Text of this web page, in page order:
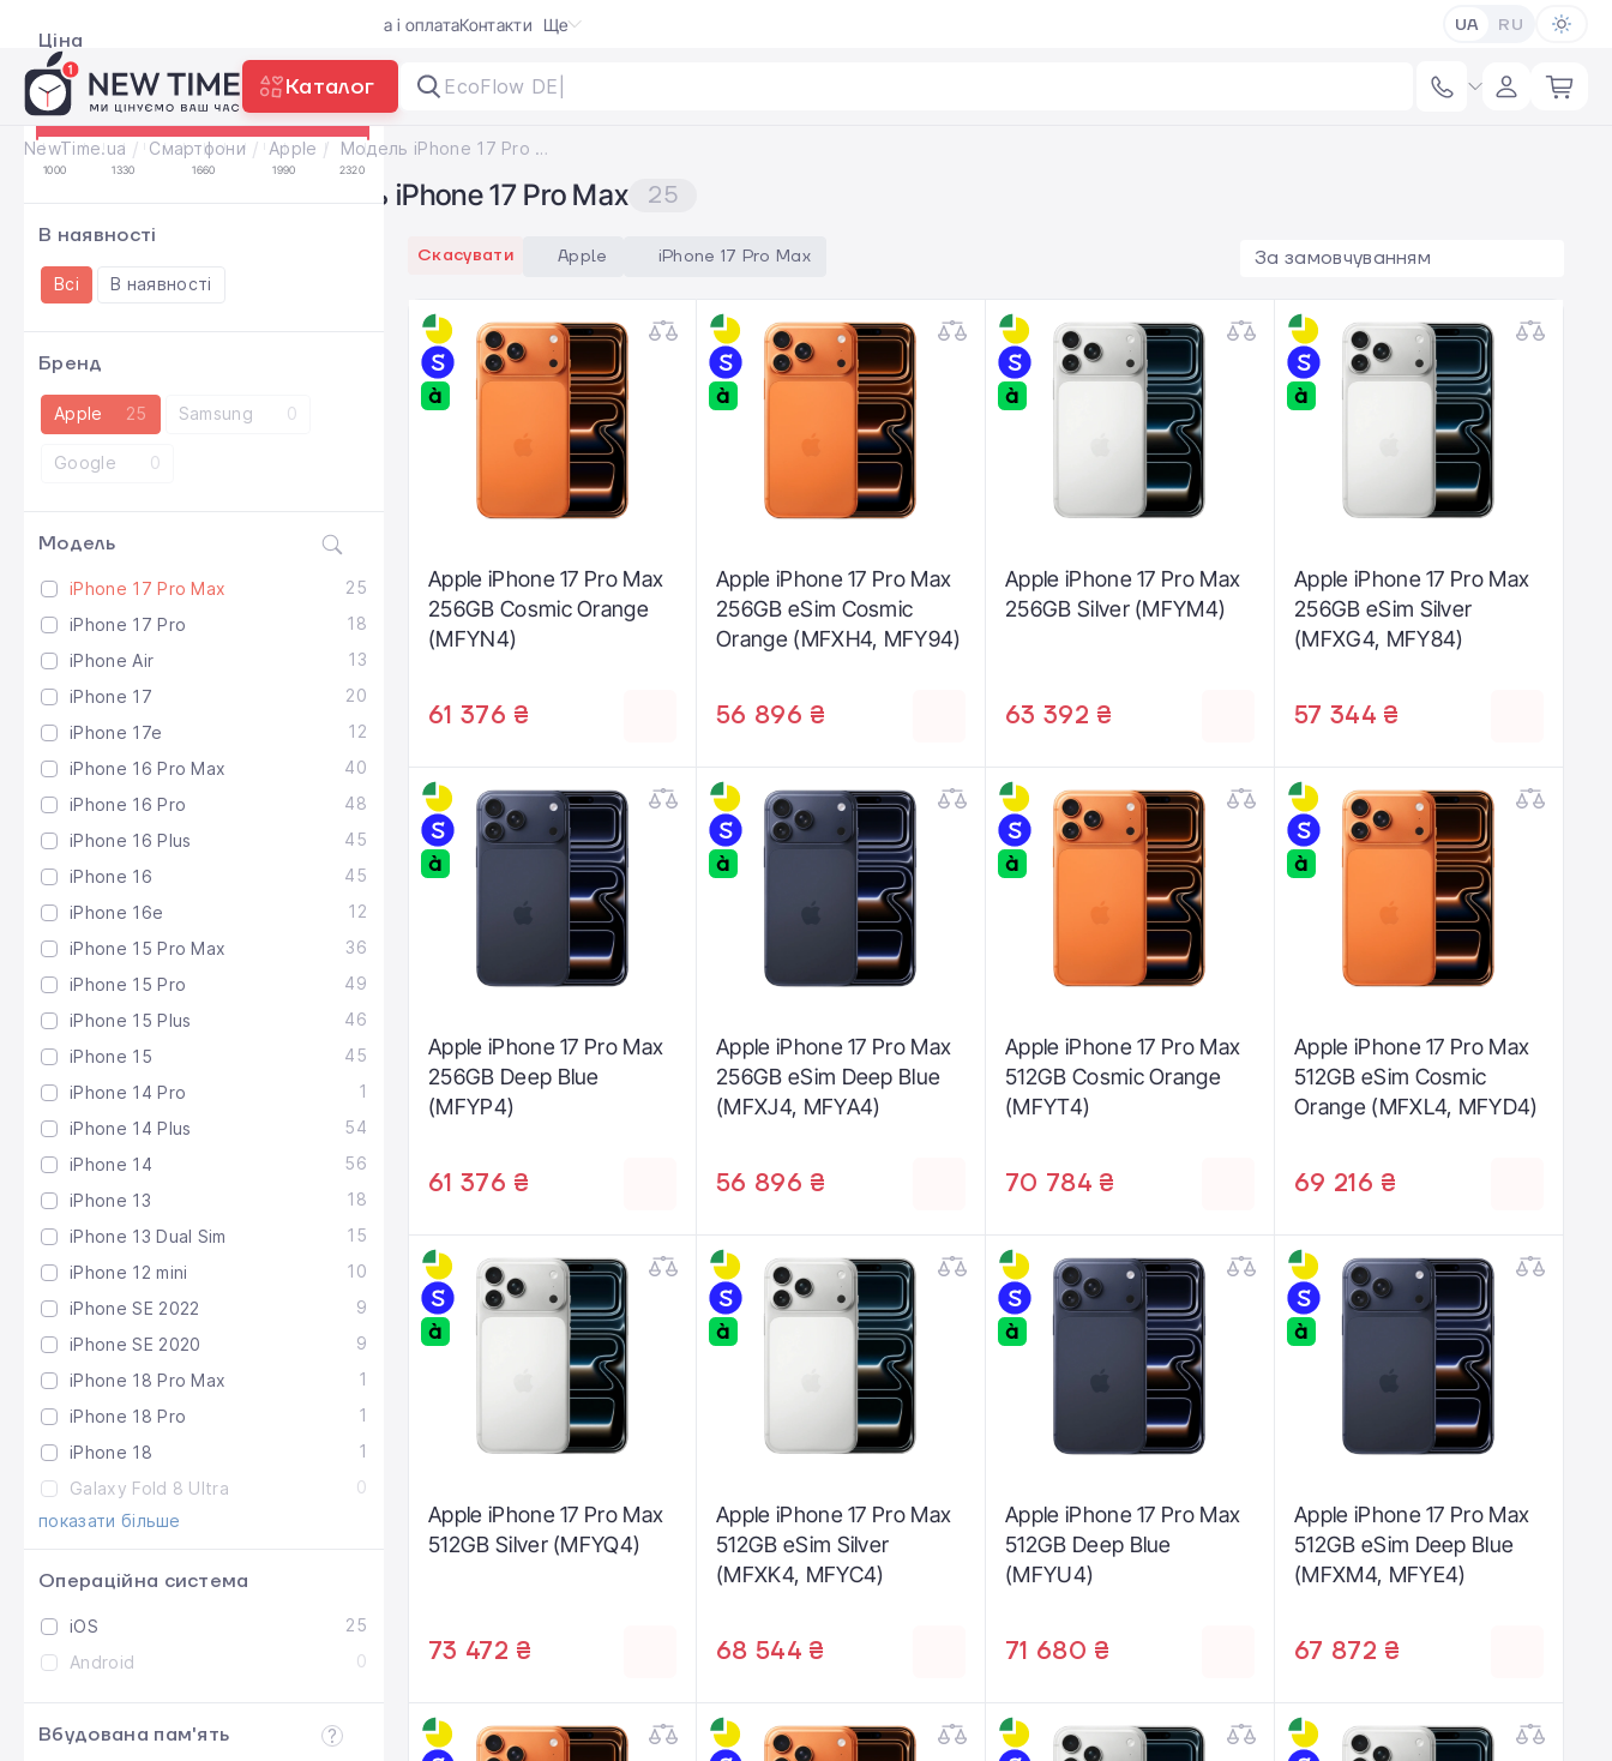
Доставка і оплатаКонтакти Ще UA RU
Каталог EcoFlow DELTA 3
NewTime.ua Смартфони Apple Модель iPhone 17 Pro Max
Смартфони Apple | Модель iPhone 17 Pro Max 25
Ціна
₴ $ OK
1000 1330 1660 1990 2320
В наявності
Всі В наявності
Бренд
Apple 25 Samsung 0
Google 0
Модель
iPhone 17 Pro Max
25
iPhone 17 Pro
18
iPhone Air
13
iPhone 17
20
iPhone 17e
12
iPhone 16 Pro Max
40
iPhone 16 Pro
48
iPhone 16 Plus
45
iPhone 16
45
iPhone 16e
12
iPhone 15 Pro Max
36
iPhone 15 Pro
49
iPhone 15 Plus
46
iPhone 15
45
iPhone 14 Pro
1
iPhone 14 Plus
54
iPhone 14
56
iPhone 13
18
iPhone 13 Dual Sim
15
iPhone 12 mini
10
iPhone SE 2022
9
iPhone SE 2020
9
iPhone 18 Pro Max
1
iPhone 18 Pro
1
iPhone 18
1
Galaxy Fold 8 Ultra
0
показати більше
Операційна система
iOS
25
Android
0
Вбудована пам'ять
Скасувати Apple iPhone 17 Pro Max За замовчуванням
Apple iPhone 17 Pro Max
256GB Cosmic Orange
(MFYN4)
61 376 ₴
Apple iPhone 17 Pro Max
256GB eSim Cosmic
Orange (MFXH4, MFY94)
56 896 ₴
Apple iPhone 17 Pro Max
256GB Silver (MFYM4)
63 392 ₴
Apple iPhone 17 Pro Max
256GB eSim Silver
(MFXG4, MFY84)
57 344 ₴
Apple iPhone 17 Pro Max
256GB Deep Blue
(MFYP4)
61 376 ₴
Apple iPhone 17 Pro Max
256GB eSim Deep Blue
(MFXJ4, MFYA4)
56 896 ₴
Apple iPhone 17 Pro Max
512GB Cosmic Orange
(MFYT4)
70 784 ₴
Apple iPhone 17 Pro Max
512GB eSim Cosmic
Orange (MFXL4, MFYD4)
69 216 ₴
Apple iPhone 17 Pro Max
512GB Silver (MFYQ4)
73 472 ₴
Apple iPhone 17 Pro Max
512GB eSim Silver
(MFXK4, MFYC4)
68 544 ₴
Apple iPhone 17 Pro Max
512GB Deep Blue
(MFYU4)
71 680 ₴
Apple iPhone 17 Pro Max
512GB eSim Deep Blue
(MFXM4, MFYE4)
67 872 ₴